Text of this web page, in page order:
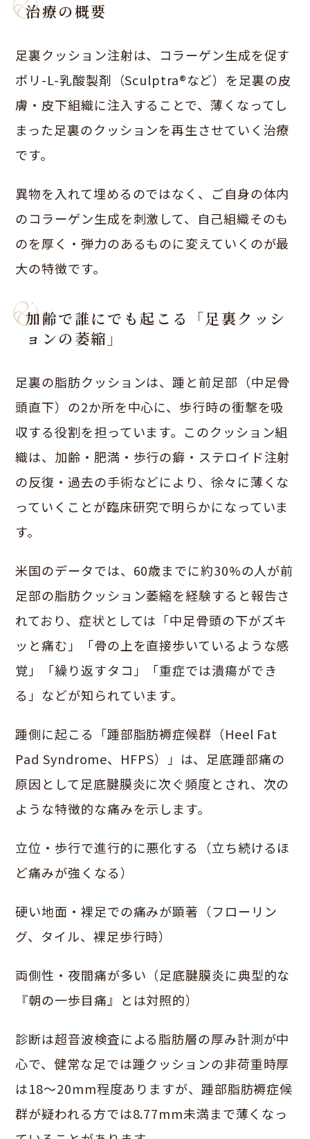
治療の概要
足裏クッション注射は、コラーゲン生成を促す
ポリ-L-乳酸製剤（Sculptra®など）を足裏の皮
膚・皮下組織に注入することで、薄くなってし
まった足裏のクッションを再生させていく治療
です。
異物を入れて埋めるのではなく、ご自身の体内
のコラーゲン生成を刺激して、自己組織そのも
のを厚く・弾力のあるものに変えていくのが最
大の特徴です。
加齢で誰にでも起こる「足裏クッシ
ョンの萎縮」
足裏の脂肪クッションは、踵と前足部（中足骨
頭直下）の2か所を中心に、歩行時の衝撃を吸
収する役割を担っています。このクッション組
織は、加齢・肥満・歩行の癖・ステロイド注射
の反復・過去の手術などにより、徐々に薄くな
っていくことが臨床研究で明らかになっていま
す。
米国のデータでは、60歳までに約30%の人が前
足部の脂肪クッション萎縮を経験すると報告さ
れており、症状としては「中足骨頭の下がズキ
ッと痛む」「骨の上を直接歩いているような感
覚」「繰り返すタコ」「重症では潰瘍ができ
る」などが知られています。
踵側に起こる「踵部脂肪褥症候群（Heel Fat
Pad Syndrome、HFPS）」は、足底踵部痛の
原因として足底腱膜炎に次ぐ頻度とされ、次の
ような特徴的な痛みを示します。
立位・歩行で進行的に悪化する（立ち続けるほ
ど痛みが強くなる）
硬い地面・裸足での痛みが顕著（フローリン
グ、タイル、裸足歩行時）
両側性・夜間痛が多い（足底腱膜炎に典型的な
『朝の一歩目痛』とは対照的）
診断は超音波検査による脂肪層の厚み計測が中
心で、健常な足では踵クッションの非荷重時厚
は18〜20mm程度ありますが、踵部脂肪褥症候
群が疑われる方では8.77mm未満まで薄くなっ